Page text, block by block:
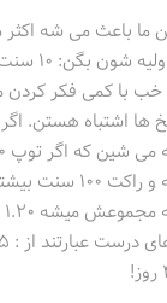
ما باعث می شه اکثر
خب با کمی فکر
ها اشتباه هستن.
داشته باشه و